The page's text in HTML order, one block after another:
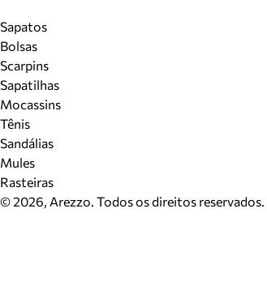
Sapatos
Bolsas
Scarpins
Sapatilhas
Mocassins
Tênis
Sandálias
Mules
Rasteiras
©2026, Arezzo. Todos os direitos reservados.